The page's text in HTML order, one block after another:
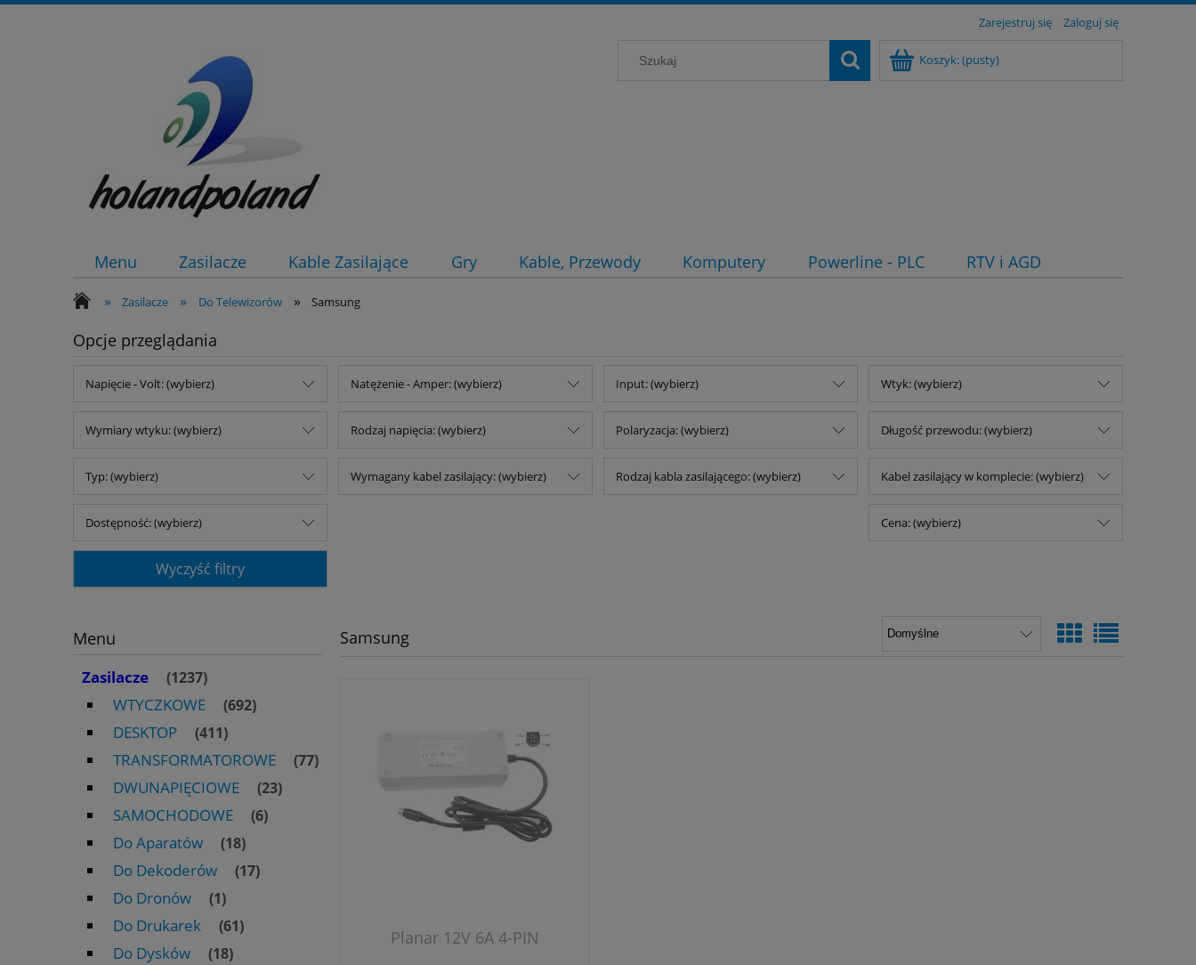
Zarejestruj się Zaloguj się
Koszyk:(pusty)
Menu Zasilacze Kable Zasilające Gry Kable, Przewody Komputery Powerline - PLC RTV i AGD
» Zasilacze » Do Telewizorów » Samsung
Opcje przeglądania
Napięcie - Volt: (wybierz) Natężenie - Amper: (wybierz) Input: (wybierz) Wtyk: (wybierz)
Wymiary wtyku: (wybierz) Rodzaj napięcia: (wybierz) Polaryzacja: (wybierz) Długość przewodu: (wybierz)
Typ: (wybierz) Wymagany kabel zasilający: (wybierz) Rodzaj kabla zasilającego: (wybierz) Kabel zasilający w komplecie: (wybierz)
Dostępność: (wybierz) Cena: (wybierz)
Wyczyść filtry
Menu
Zasilacze
(1237)
WTYCZKOWE (692)
DESKTOP (411)
TRANSFORMATOROWE (77)
DWUNAPIĘCIOWE (23)
SAMOCHODOWE (6)
Do Aparatów (18)
Do Dekoderów (17)
Do Dronów (1)
Do Drukarek (61)
Do Dysków (18)
Samsung
Planar 12V 6A 4-PIN